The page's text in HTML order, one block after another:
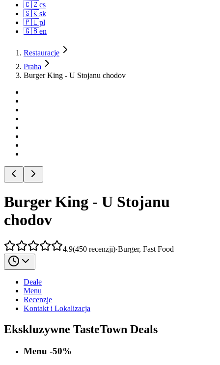
🇨🇿cs
🇸🇰sk
🇵🇱pl
🇬🇧en
Restauracje
Praha
Burger King - U Stojanu chodov
Burger King - U Stojanu
chodov
4.9(450 recenzji)·Burger, Fast Food
Deale
Menu
Recenzje
Kontakt i Lokalizacja
Ekskluzywne TasteTown Deals
Menu -50%